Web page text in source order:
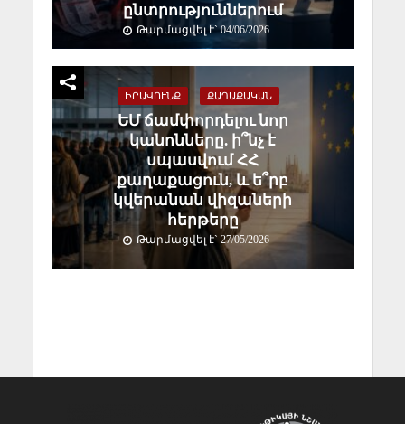
ընտրություններում
Թարմացվել է` 04/06/2026
ԻՐԱՎՈՒՆՔ ՔԱՂԱՔԱԿԱՆ
ԵՄ ճամփորդելու նոր
կանոնները. ի՞նչ է
սպասվում ՀՀ
քաղաքացուն, և ե՞րբ
կվերանան վիզաների
հերթերը
Թարմացվել է` 27/05/2026